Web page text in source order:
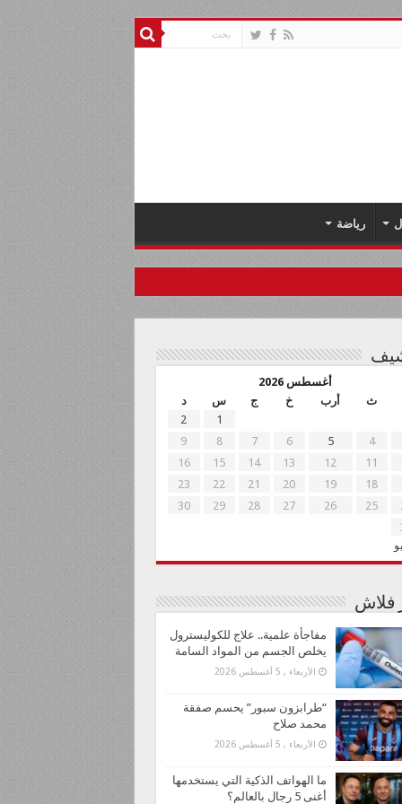
رياضة
أغسطس 2026
ث أرب خ ج س
د
1
2
4
5
6
7
8
9
11
12
13
14
15
16
18
19
20
21
22
23
25
26
27
28
29
30
فلاش
مفاجأة علمية.. علاج للكوليسترول
يخلص الجسم من المواد السامة
الأربعاء , 5 أغسطس 2026
“طرابزون سبور” يحسم صفقة
محمد صلاح
الأربعاء , 5 أغسطس 2026
ما الهواتف الذكية التي يستخدمها
أغنى 5 رجال بالعالم؟